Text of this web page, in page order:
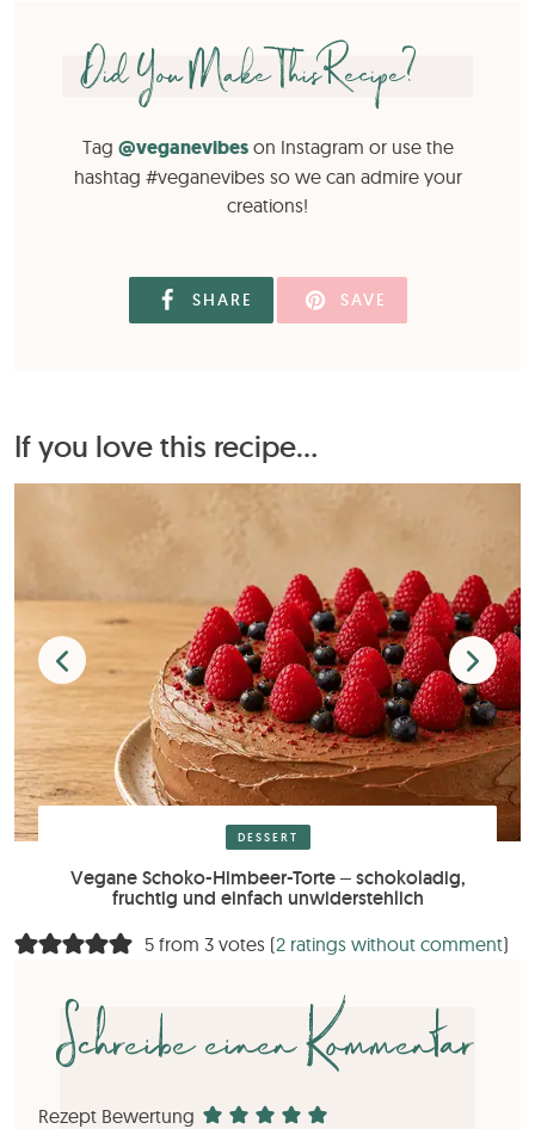
Did You Make This Recipe?
Tag @veganevibeson Instagram or use the
hashtag #veganevibes so we can admire your
creations!
SHARE SAVE
If you love this recipe...
DESSERT
Vegane Schoko-Himbeer-Torte – schokoladig,
fruchtig und einfach unwiderstehlich
5 from 3 votes (2 ratings without comment)
Schreibe einen Kommentar
Rezept Bewertung